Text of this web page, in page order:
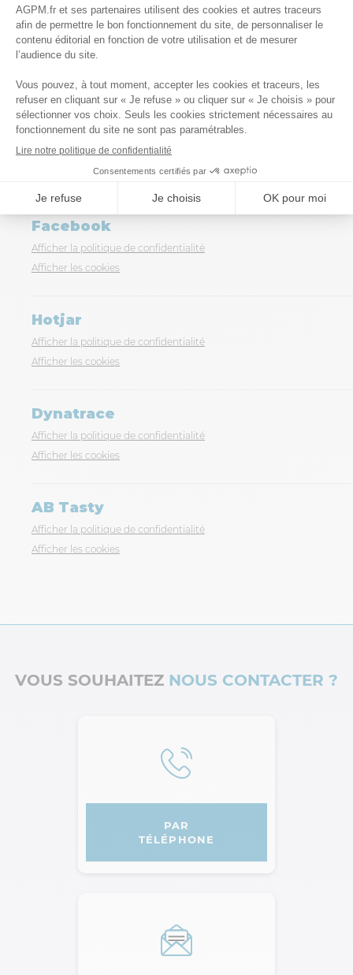
Recaptcha
Afficher la politique de confidentialité
Afficher les cookies
YouTube
Afficher la politique de confidentialité
Afficher les cookies
Facebook
Afficher la politique de confidentialité
Afficher les cookies
Hotjar
Afficher la politique de confidentialité
Afficher les cookies
Dynatrace
Afficher la politique de confidentialité
Afficher les cookies
AB Tasty
Afficher la politique de confidentialité
Afficher les cookies
VOUS SOUHAITEZ NOUS CONTACTER ?
PAR
TÉLÉPHONE